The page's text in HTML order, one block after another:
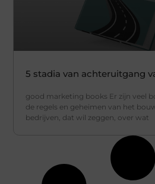
5 stadia van achteruitgang
good marketing books Er zijn veel
de regels en geheimen van het
bedrijven, dat wil zeggen, over wat